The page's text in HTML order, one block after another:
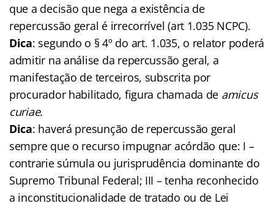
que a decisão que nega a existência de
repercussão geral é irrecorrível (art 1.035 NCPC).
Dica: segundo o § 4º do art. 1.035, o relator poderá
admitir na análise da repercussão geral, a
manifestação de terceiros, subscrita por
procurador habilitado, figura chamada de amicus
curiae.
Dica: haverá presunção de repercussão geral
sempre que o recurso impugnar acórdão que: I –
contrarie súmula ou jurisprudência dominante do
Supremo Tribunal Federal; III – tenha reconhecido
a inconstitucionalidade de tratado ou de Lei